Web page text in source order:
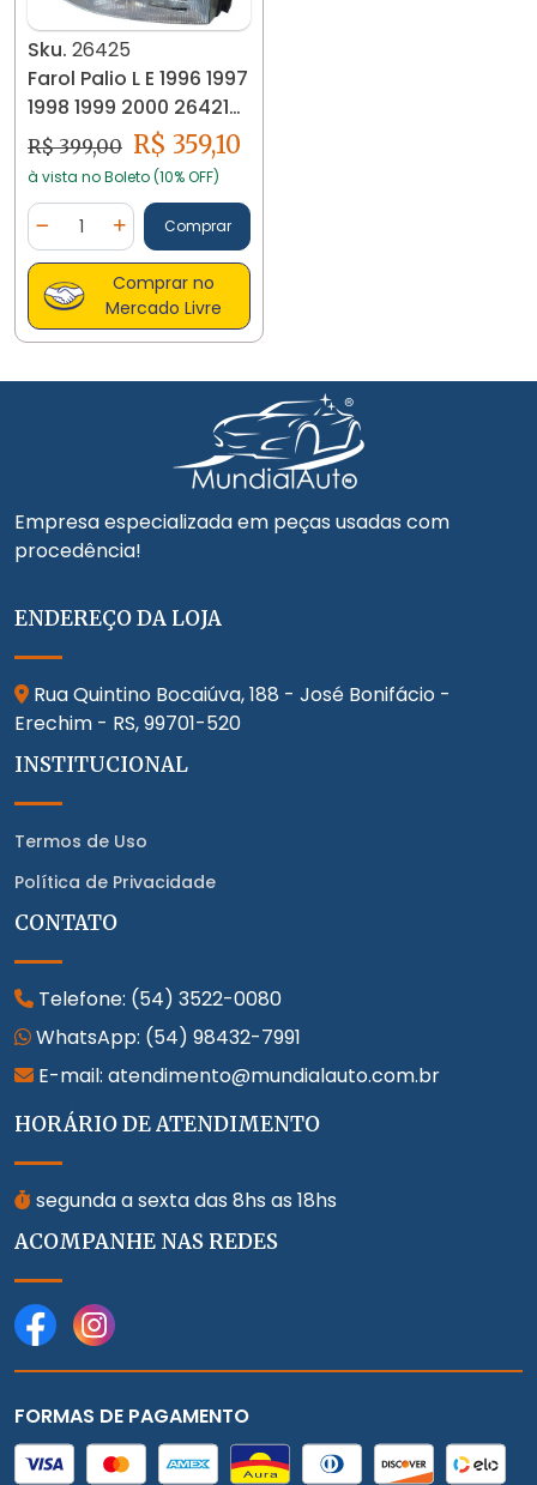
Sku. 26425
Farol Palio L E 1996 1997
1998 1999 2000 26421
Valeo
R$ 399,00 R$ 359,10
à vista no Boleto (10% OFF)
Diminuir Quantidade
Quantidade
Adicionar Quantidade
Comprar
Comprar no
Mercado Livre
Empresa especializada em peças usadas com
procedência!
ENDEREÇO DA LOJA
Rua Quintino Bocaiúva, 188 - José Bonifácio -
Erechim - RS,99701-520
INSTITUCIONAL
Termos de Uso
Política de Privacidade
CONTATO
Telefone: (54) 3522-0080
WhatsApp: (54) 98432-7991
E-mail: atendimento@mundialauto.com.br
HORÁRIO DE ATENDIMENTO
segunda a sexta das 8hs as 18hs
ACOMPANHE NAS REDES
FORMAS DE PAGAMENTO